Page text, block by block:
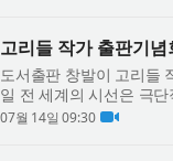
고리들 작가 출판기
도서출판 창발이 고리들
일 전 세계의 시선은 극
가 펼쳐졌고 같은 시기 이
07월 14일 09:30